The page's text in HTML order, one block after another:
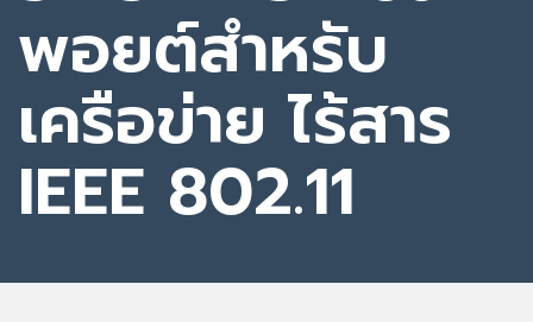
พอยต์สำหรับ
เครือข่าย ไร้สาร
IEEE 802.11